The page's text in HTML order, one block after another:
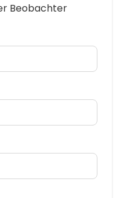
Beobachter